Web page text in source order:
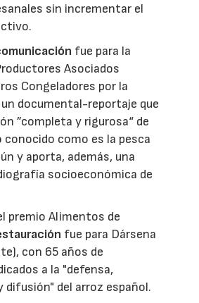
sin incrementar el
fue para la
Asociados
Congeladores por la
documental-reportaje que
”completa y rigurosa“ de
como es la pesca
y aporta, además, una
socioeconómica de
premio Alimentos de
fue para Dársena
con 65 años de
a la "defensa,
del arroz español.